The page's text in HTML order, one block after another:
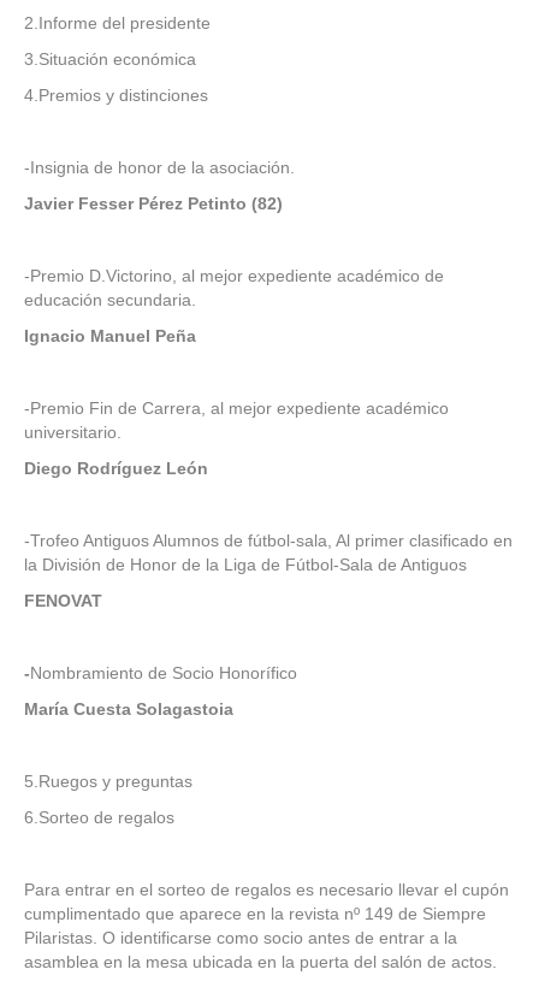
2.Informe del presidente
3.Situación económica
4.Premios y distinciones
-Insignia de honor de la asociación.
Javier Fesser Pérez Petinto (82)
-Premio D.Victorino, al mejor expediente académico de
educación secundaria.
Ignacio Manuel Peña
-Premio Fin de Carrera, al mejor expediente académico
universitario.
Diego Rodríguez León
-Trofeo Antiguos Alumnos de fútbol-sala, Al primer clasificado en
la División de Honor de la Liga de Fútbol-Sala de Antiguos
FENOVAT
-Nombramiento de Socio Honorífico
María Cuesta Solagastoia
5.Ruegos y preguntas
6.Sorteo de regalos
Para entrar en el sorteo de regalos es necesario llevar el cupón
cumplimentado que aparece en la revista nº 149 de Siempre
Pilaristas. O identificarse como socio antes de entrar a la
asamblea en la mesa ubicada en la puerta del salón de actos.